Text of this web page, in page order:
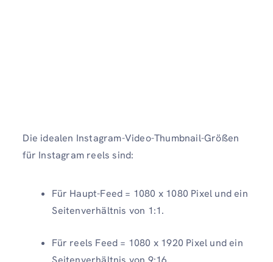
Die idealen Instagram-Video-Thumbnail-Größen
für Instagram reels sind:
Für Haupt-Feed = 1080 x 1080 Pixel und ein
Seitenverhältnis von 1:1.
Für reels Feed = 1080 x 1920 Pixel und ein